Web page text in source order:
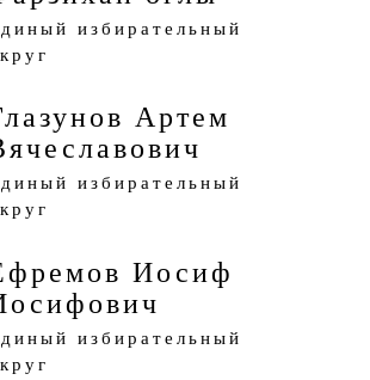
избирательный
Артем
избирательный
Иосиф
избирательный